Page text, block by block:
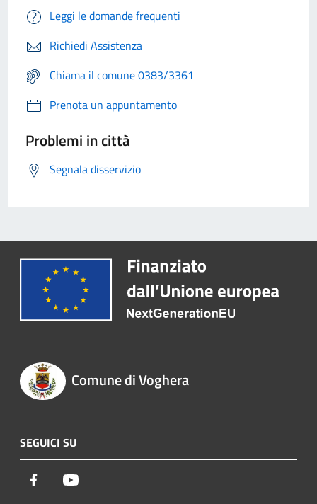
Leggi le domande frequenti
Richiedi Assistenza
Chiama il comune 0383/3361
Prenota un appuntamento
Problemi in città
Segnala disservizio
Comune di Voghera
SEGUICI SU
Facebook